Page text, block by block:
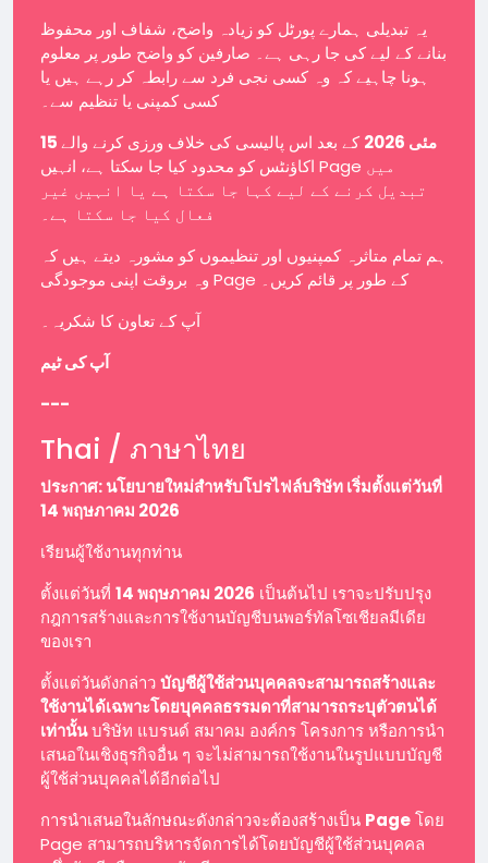
یہ تبدیلی ہمارے پورٹل کو زیادہ واضح، شفاف اور محفوظ
بنانے کے لیے کی جا رہی ہے۔ صارفین کو واضح طور پر معلوم
ہونا چاہیے کہ وہ کسی نجی فرد سے رابطہ کر رہے ہیں یا
کسی کمپنی یا تنظیم سے۔
15 مئی 2026
کے بعد اس پالیسی کی خلاف ورزی کرنے والے
اکاؤنٹس کو محدود کیا جا سکتا ہے، انہیں Page میں
تبدیل کرنے کے لیے کہا جا سکتا ہے یا انہیں غیر
فعال کیا جا سکتا ہے۔
ہم تمام متاثرہ کمپنیوں اور تنظیموں کو مشورہ دیتے ہیں کہ
وہ بروقت اپنی موجودگی Page کے طور پر قائم کریں۔
آپ کے تعاون کا شکریہ۔
آپ کی ٹیم
---
Thai / ภาษาไทย
ประกาศ: นโยบายใหม่สำหรับโปรไฟล์บริษัท เริ่มตั้งแต่วันที่
14 พฤษภาคม 2026
เรียนผู้ใช้งานทุกท่าน
ตั้งแต่วันที่ 14 พฤษภาคม 2026 เป็นต้นไป เราจะปรับปรุง
กฎการสร้างและการใช้งานบัญชีบนพอร์ทัลโซเชียลมีเดีย
ของเรา
ตั้งแต่วันดังกล่าวบัญชีผู้ใช้ส่วนบุคคลจะสามารถสร้างและ
ใช้งานได้เฉพาะโดยบุคคลธรรมดาที่สามารถระบุตัวตนได้
เท่านั้นบริษัท แบรนด์ สมาคม องค์กร โครงการ หรือการนำ
เสนอในเชิงธุรกิจอื่น ๆ จะไม่สามารถใช้งานในรูปแบบบัญชี
ผู้ใช้ส่วนบุคคลได้อีกต่อไป
การนำเสนอในลักษณะดังกล่าวจะต้องสร้างเป็น Pageโดย
Page สามารถบริหารจัดการได้โดยบัญชีผู้ใช้ส่วนบุคคล